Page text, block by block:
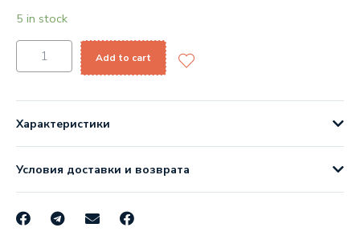
5 in stock
Add to cart
Характеристики
Условия доставки и возврата